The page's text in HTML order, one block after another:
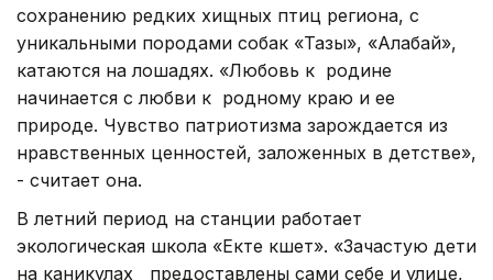
сохранению редких хищных птиц региона, с
уникальными породами собак «Тазы», «Алабай»,
катаются на лошадях. «Любовь к родине
начинается с любви к родному краю и ее
природе. Чувство патриотизма зарождается из
нравственных ценностей, заложенных в детстве»,
- считает она.
В летний период на станции работает
экологическая школа «Екте көшет». «Зачастую дети
на каникулах предоставлены сами себе и улице,